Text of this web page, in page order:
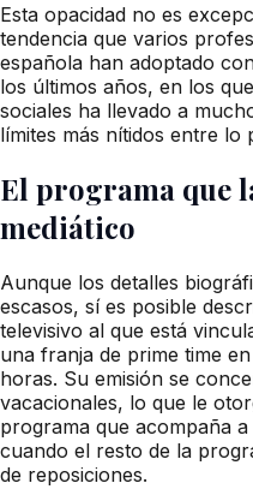
Esta opacidad no es
tendencia que varios
española han adoptado
los últimos años, en los
sociales ha llevado a
límites más nítidos entre lo
El programa que
mediático
Aunque los detalles
escasos, sí es posible
televisivo al que está
una franja de prime time
horas. Su emisión se
vacacionales, lo que le
programa que acompaña
cuando el resto de la
de reposiciones.